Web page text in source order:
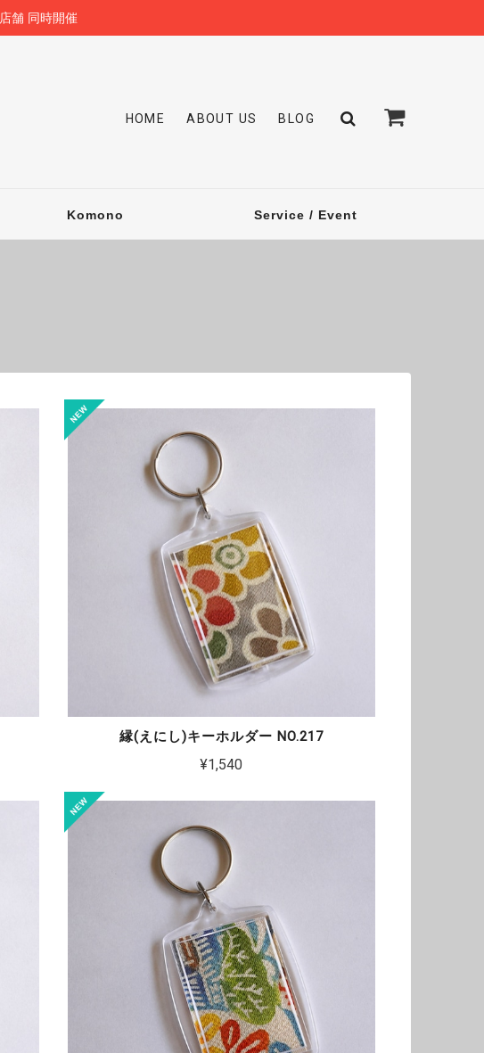
舗 同時開催
HOME ABOUT US BLOG
Komono Service / Event
縁(えにし)キーホルダー NO.217
¥1,540